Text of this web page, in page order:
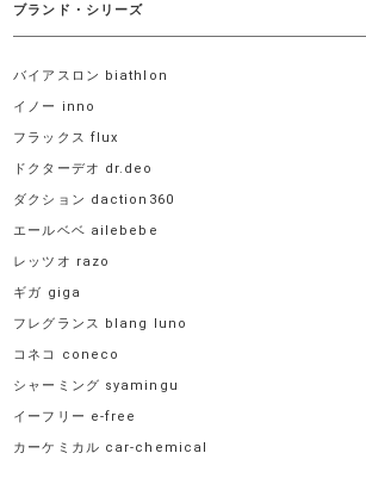
ブランド・シリーズ
バイアスロン biathlon
イノー inno
フラックス flux
ドクターデオ dr.deo
ダクション daction360
エールベベ ailebebe
レッツオ razo
ギガ giga
フレグランス blang luno
コネコ coneco
シャーミング syamingu
イーフリー e-free
カーケミカル car-chemical